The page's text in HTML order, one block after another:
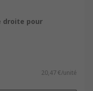
droite pour
20,47 €/unité